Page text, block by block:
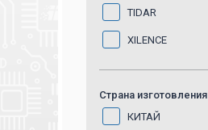
TIDAR
XILENCE
Страна изготовления
КИТАЙ